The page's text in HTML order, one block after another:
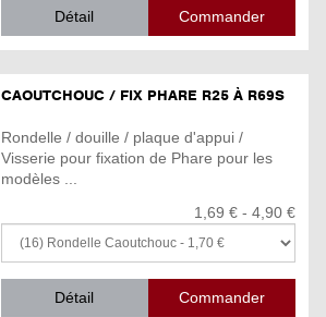
Détail
CAOUTCHOUC / FIX PHARE R25 À R69S
Rondelle / douille / plaque d'appui /
Visserie pour fixation de Phare pour les
modèles ...
1,69 € - 4,90 €
Détail